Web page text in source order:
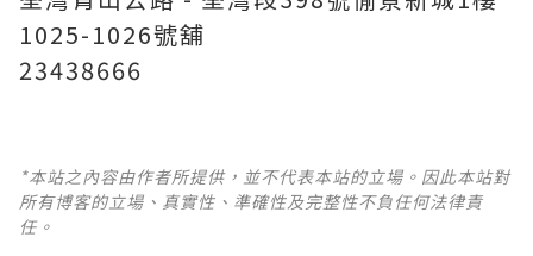
1025-1026號舖
23438666
*本站之內容由作者所提供，並不代表本站的立場。因此本站對
所有博客的立場、真實性、準確性及完整性不負任何法律責
任。